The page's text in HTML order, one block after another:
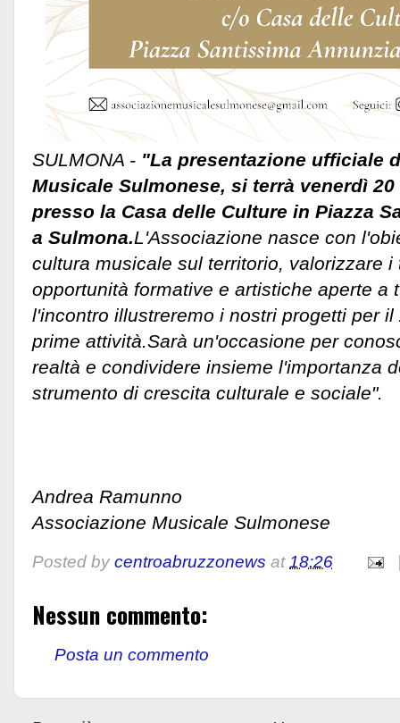
SULMONA - "La presentazione ufficiale
Musicale Sulmonese, si terrà venerdì
presso la Casa delle Culture in Piazza
a Sulmona.L'Associazione nasce con
cultura musicale sul territorio, valorizzare
opportunità formative e artistiche aperte a
l'incontro illustreremo i nostri progetti per
prime attività. Sarà un'occasione per
realtà e condividere insieme l'importanza
strumento di crescita culturale e sociale".
Andrea Ramunno
Associazione Musicale Sulmonese
Posted by centroabruzzonews at18:26
Nessun commento:
Posta un commento